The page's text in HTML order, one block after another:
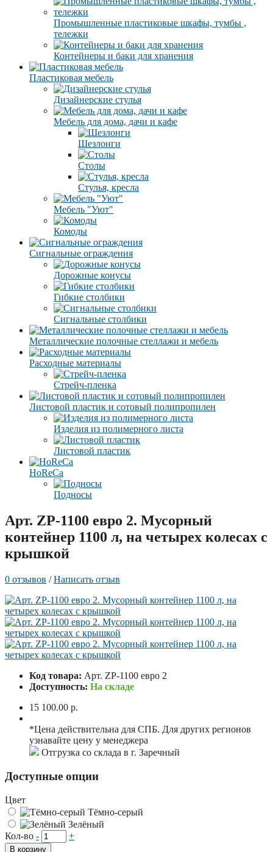
Промышленные пластиковые шкафы, тумбы ,
тележки
Контейнеры и баки для хранения
Пластиковая мебель
Дизайнерские стулья
Мебель для дома, дачи и кафе
Шезлонги
Столы
Стулья, кресла
Мебель "Уют"
Комоды
Сигнальные ограждения
Дорожные конусы
Гибкие столбики
Сигнальные столбики
Металлические полочные стеллажи и мебель
Расходные материалы
Стрейч-пленка
Листовой пластик и сотовый полипропилен
Изделия из полимерного листа
Листовой пластик
HoReCa
Подносы
Арт. ZP-1100 евро 2. Мусорный
контейнер 1100 л, на четырех колесах с
крышкой
0 отзывов /Написать отзыв
Код товара: Арт. ZP-1100 евро 2
Доступность: На складе
15 100.00 р.
*Цена действительна для СПБ. Для других регионов
узнавайте цену у менеджера
Отгрузка со склада в г. Заречный
Доступные опции
Цвет
Тёмно-серый
Зелёный
Кол-во - +
В корзину